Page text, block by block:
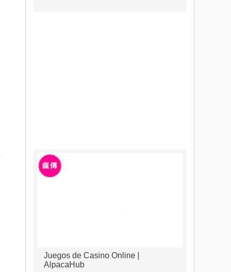
Juegos de Casino Online |
AlpacaHub